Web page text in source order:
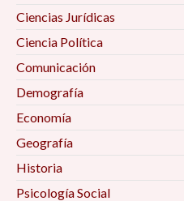
Ciencias Jurídicas
Ciencia Política
Comunicación
Demografía
Economía
Geografía
Historia
Psicología Social